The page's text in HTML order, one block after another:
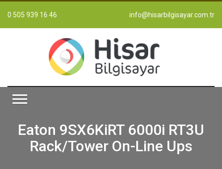
0 505 939 16 46 info@hisarbilgisayar.com.tr
Eaton 9SX6KiRT 6000i RT3U
Rack/Tower On-Line Ups